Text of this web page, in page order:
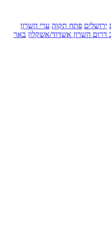
פתח תקוה ערי השרון
אשדוד/אשקלון באר